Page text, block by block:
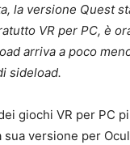
la versione Quest
VR per PC, è
arriva a poco
sideload.
giochi VR per PC
versione per